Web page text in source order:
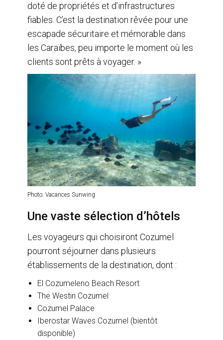
doté de propriétés et d’infrastructures
fiables. C’est la destination rêvée pour une
escapade sécuritaire et mémorable dans
les Caraïbes, peu importe le moment où les
clients sont prêts à voyager. »
Photo: Vacances Sunwing
Une vaste sélection d’hôtels
Les voyageurs qui choisiront Cozumel
pourront séjourner dans plusieurs
établissements de la destination, dont :
El Cozumeleno Beach Resort
The Westin Cozumel
Cozumel Palace
Iberostar Waves Cozumel (bientôt
disponible)